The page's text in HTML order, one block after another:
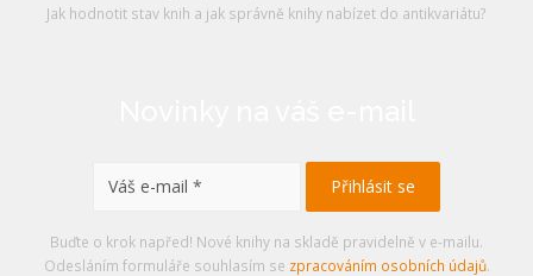
Jak hodnotit stav knih a jak správně knihy nabízet do antikvariátu?
Buďte o krok napřed! Nové knihy na skladě pravidelně v e-mailu.
Odesláním formuláře souhlasím se zpracováním osobních údajů.